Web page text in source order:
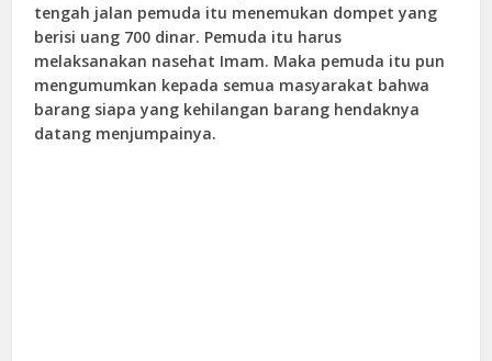
tengah jalan pemuda itu menemukan dompet yang
berisi uang 700 dinar. Pemuda itu harus
melaksanakan nasehat Imam. Maka pemuda itu pun
mengumumkan kepada semua masyarakat bahwa
barang siapa yang kehilangan barang hendaknya
datang menjumpainya.